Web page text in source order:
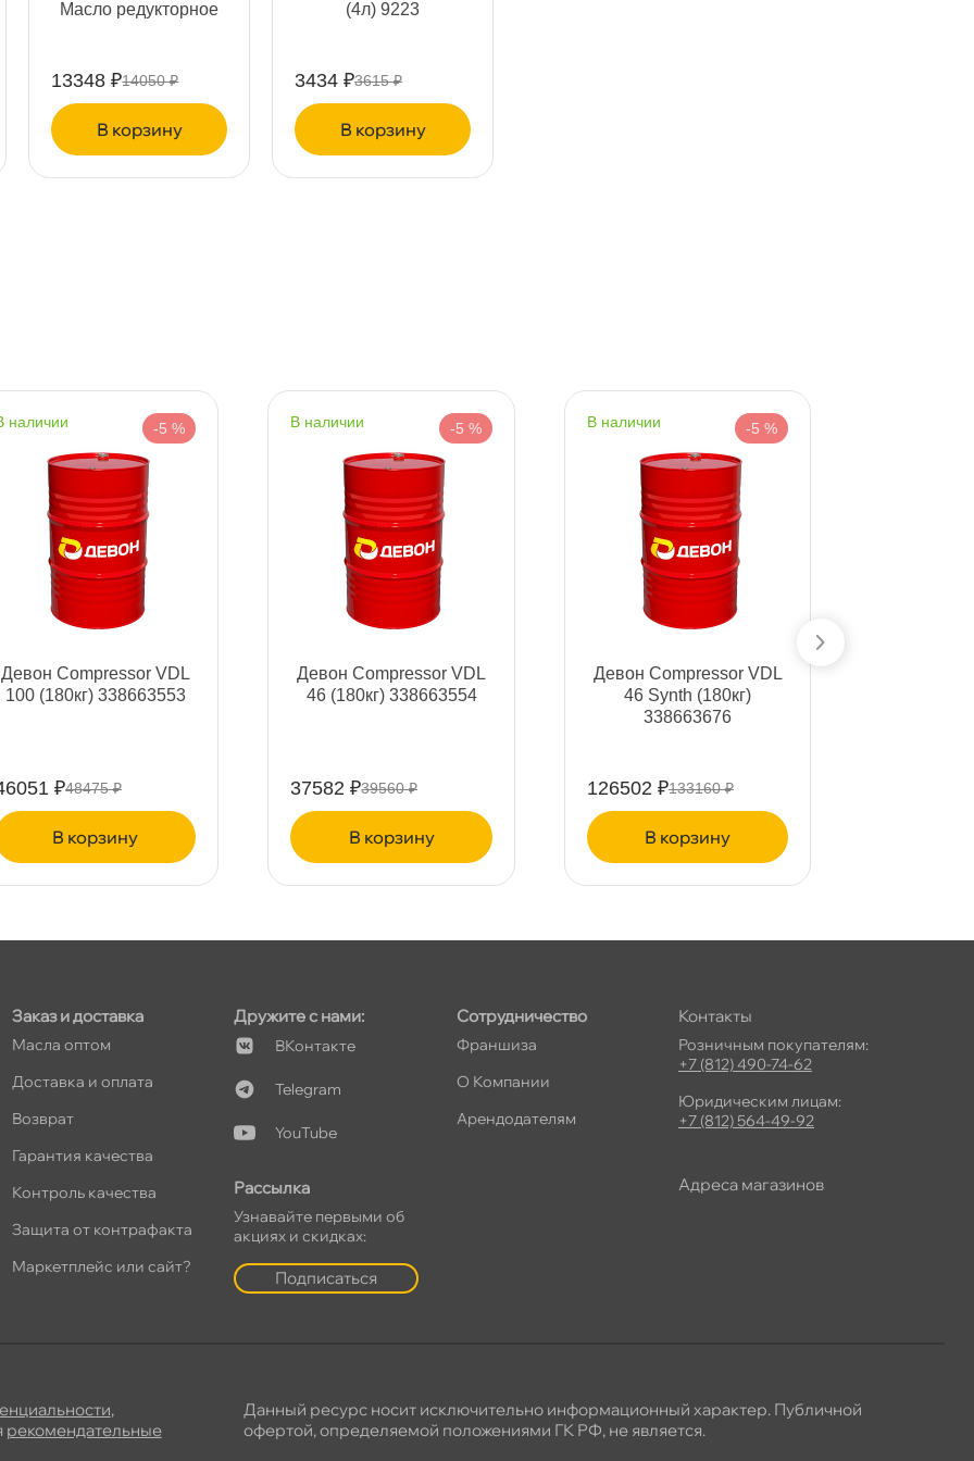
Масло редукторное
13348 ₽14050 ₽
корзину
(4л) 9223
3434 ₽3615 ₽
корзину
-5 %
Девон Compressor VDL
100 (180кг) 338663553
₽48475 ₽
корзину
наличии -5 %
Девон Compressor VDL
46 (180кг) 338663554
37582 ₽39560 ₽
корзину
наличии -5 %
Девон Compressor VDL
46 Synth (180кг)
338663676
126502 ₽133160 ₽
корзину
Заказ и доставка
Масла оптом
Доставка и оплата
озврат
Гарантия качества
Контроль качества
Защита от контрафакта
Маркетплейс или сайт?
Дружите с нами:
Контакте
Telegram
YouTube
Рассылка
Узнавайте первыми о
акциях и скидках:
Подписаться
Сотрудничество
Франшиза
О Компании
Арендодателям
Контакты
Розничным покупателям:
+7 (812) 490-74-62
Юридическим лицам:
+7 (812) 564-49-92
Адреса магазино
,
рекомендательные
Данный ресурс носит исключительно информационный характер. Публичной
офертой, определяемой положениями ГК РФ, не является.